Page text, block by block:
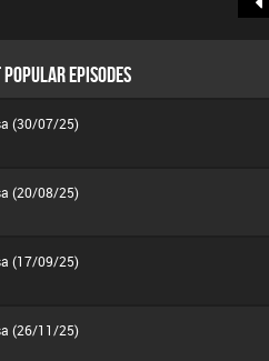
EPISODES
(30/07/25)
(20/08/25)
(17/09/25)
(26/11/25)